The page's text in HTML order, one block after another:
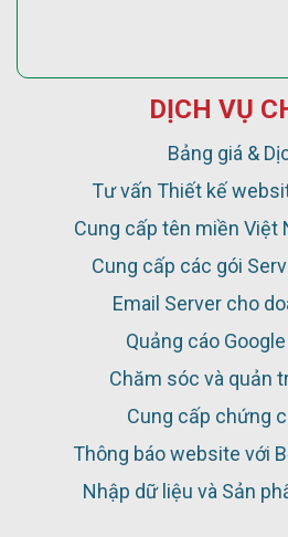
DỊCH VỤ
Bảng giá &
Tư vấn Thiết kế
Cung cấp tên miền Việt
Cung cấp các gói
Email Server cho
Quảng cáo
Chăm sóc và quản
Cung cấp chứng
Thông báo website với
Nhập dữ liệu và Sản